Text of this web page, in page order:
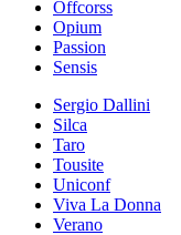
Offcorss
Opium
Passion
Sensis
Sergio Dallini
Silca
Taro
Tousite
Uniconf
Viva La Donna
Verano